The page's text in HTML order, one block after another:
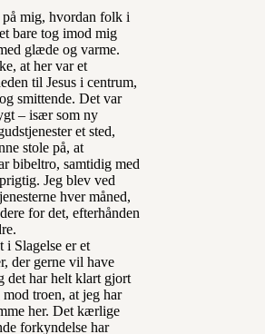
mig, hvordan folk i
bare tog imod mig
glæde og varme.
at her var et
til Jesus i centrum,
smittende. Det var
– især som ny
et sted,
stole på, at
bibeltro, samtidig med
Jeg blev ved
hver måned,
for det, efterhånden
i Slagelse er et
der gerne vil have
det har helt klart gjort
troen, at jeg har
her. Det kærlige
forkyndelse har